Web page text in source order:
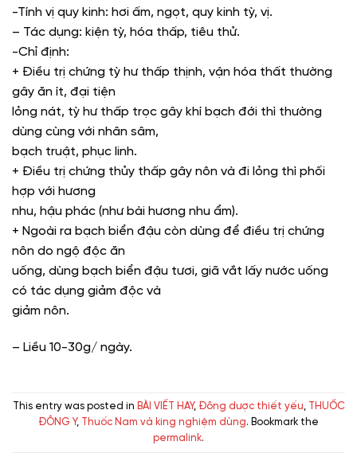
-Tính vị quy kinh: hơi ấm, ngọt, quy kinh tỳ, vị.
– Tác dụng: kiện tỳ, hóa thấp, tiêu thử.
-Chỉ định:
+ Điều trị chứng tỳ hư thấp thịnh, vận hóa thất thường
gây ăn ít, đại tiện
lỏng nát, tỳ hư thấp trọc gây khí bạch đới thì thường
dùng cùng với nhân sâm,
bạch truật, phục linh.
+ Điều trị chứng thủy thấp gây nôn và đi lỏng thì phối
hợp với hương
nhu, hậu phác (như bài hương nhu ẩm).
+ Ngoài ra bạch biển đậu còn dùng để điều trị chứng
nôn do ngộ độc ăn
uống, dùng bạch biển đậu tươi, giã vắt lấy nước uống
có tác dụng giảm độc và
giảm nôn.
– Liều 10-30g/ ngày.
This entry was posted in BÀI VIẾT HAY, Đông dược thiết yếu, THUỐC
ĐÔNG Y, Thuốc Nam và king nghiệm dùng. Bookmark the
permalink.